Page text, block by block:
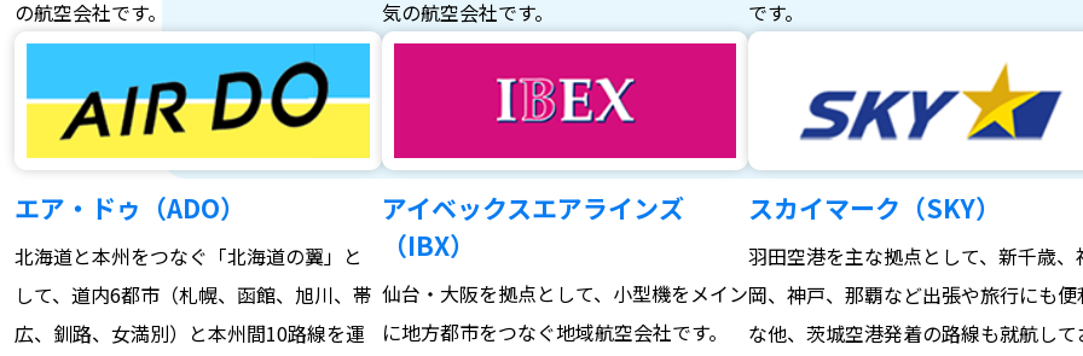
の航空会社です。
気の航空会社です。
です。
エア・ドゥ（ADO）
北海道と本州をつなぐ「北海道の翼」と
して、道内6都市（札幌、函館、旭川、帯
広、釧路、女満別）と本州間10路線を運
アイベックスエアラインズ
（IBX）
仙台・大阪を拠点として、小型機をメイン
に地方都市をつなぐ地域航空会社です。
スカイマーク（SKY）
羽田空港を主な拠点として、新千歳、
岡、神戸、那覇など出張や旅行にも便
な他、茨城空港発着の路線も就航して